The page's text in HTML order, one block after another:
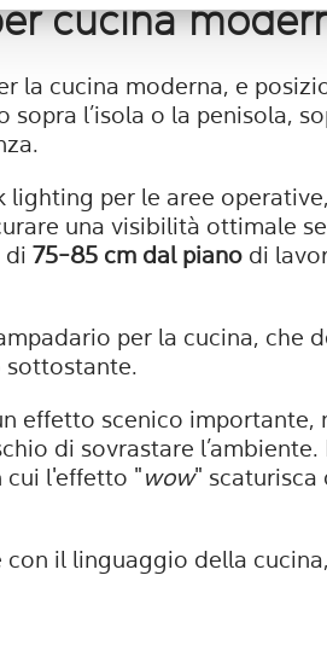
cucina
la cucina moderna, e
l’isola o la penisola,
lighting per le aree
una visibilità ottimale
di 75-85 cm dal piano di
per la cucina, che
sottostante.
effetto scenico importante,
di sovrastare
cui l'effetto " wow" scaturisca
con il linguaggio della